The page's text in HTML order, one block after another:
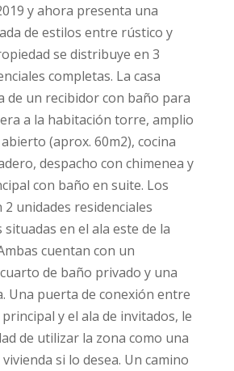
y ahora presenta una
de estilos entre rústico y
se distribuye en 3
completas. La casa
de un recibidor con baño para
a la habitación torre, amplio
(aprox. 60m2), cocina
despacho con chimenea y
con baño en suite. Los
unidades residenciales
en el ala este de la
cuentan con un
de baño privado y una
Una puerta de conexión entre
y el ala de invitados, le
de utilizar la zona como una
si lo desea. Un camino